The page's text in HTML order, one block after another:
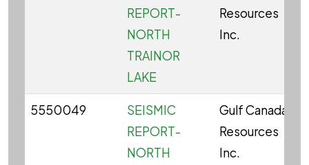
REPORT-
NORTH
TRAINOR
LAKE
Resources
Inc.
5550049
SEISMIC
REPORT-
NORTH
Gulf Canada
Resources
Inc.